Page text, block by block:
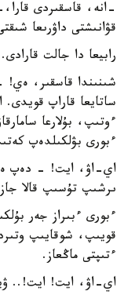
-انە، قاسقىردى
قۋانىشتى داۋرىعا
رابيعا دا جالت قارادى.
شىنىندا قاسقىر، ەي!
ساتايعا قاراپ
ءوتىپ، بۇلارعا
ءبورى بۋلكىلدەپ
اي-اۋ، ايت! - دەپ
ىرشىپ تۇسىپ قالا
ءبورى ءبىراز جەر
قويىپ، شوقايىپ
ءتىپتى ماڭعاز.
اي-اۋ، ايت! ايت!..